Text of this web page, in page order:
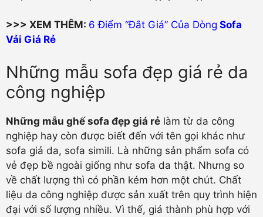
>>> XEM THÊM: 6 Điểm “Đắt Giá” Của Dòng Sofa
Vải Giá Rẻ
Những mẫu sofa đẹp giá rẻ da
công nghiệp
Những mẫu ghế sofa đẹp giá rẻ làm từ da công
nghiệp hay còn được biết đến với tên gọi khác như
sofa giả da, sofa simili. Là những sản phẩm sofa có
vẻ đẹp bề ngoài giống như sofa da thật. Nhưng so
về chất lượng thì có phần kém hơn một chút. Chất
liệu da công nghiệp được sản xuất trên quy trình hiện
đại với số lượng nhiều. Vì thế, giá thành phù hợp với